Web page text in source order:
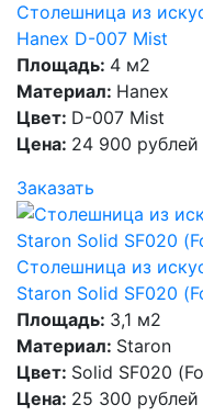
Столешница из
Hanex D-007 Mist
Площадь: 4 м2
Материал: Hanex
Цвет: D-007 Mist
Цена: 24 900 рублей
Заказать
Столешница из
Staron Solid SF020
Площадь: 3,1 м2
Материал: Staron
Цвет: Solid SF020
Цена: 25 300 рублей